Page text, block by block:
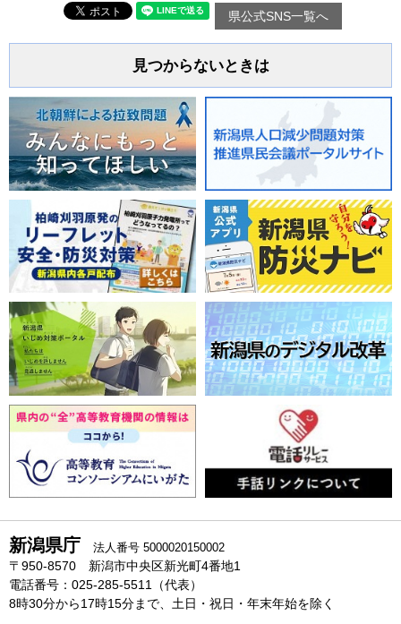
県公式SNS一覧へ
見つからないときは
新潟県庁 法人番号 5000020150002
〒950-8570 新潟市中央区新光町4番地1
電話番号：025-285-5511（代表）
8時30分から17時15分まで、土日・祝日・年末年始を除く